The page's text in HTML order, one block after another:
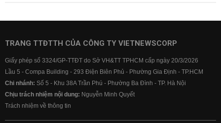
TRANG TTĐTTH CỦA CÔNG TY VIETNEWSCORP
Giấy phép số 3324/GP-TTĐT do Sở VH&TT TPHCM cấp ngày 20/3/2026
Lầu 5 - Compa Building - 293 Điện Biên Phủ - Phường Gia Định - TP.HCM
Chi nhánh: Số 5 - Khu 38A Trần Phú - Phường Ba Đình - TP. Hà Nội
Chịu trách nhiệm nội dung: Nguyễn Minh Quyết
Trách nhiệm về thông tin